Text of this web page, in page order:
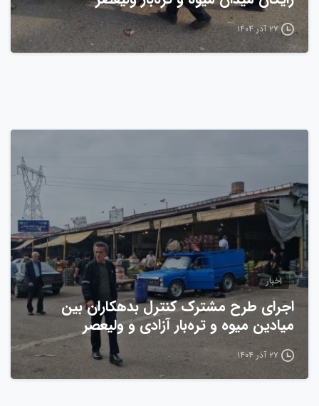
۲۷ آذر ۱۴۰۴
اخبار
اجرای طرح مشترک کنترل بدهکاران بین
میادین میوه و تره‌بار آزادی و ولیعصر
۲۷ آذر ۱۴۰۴